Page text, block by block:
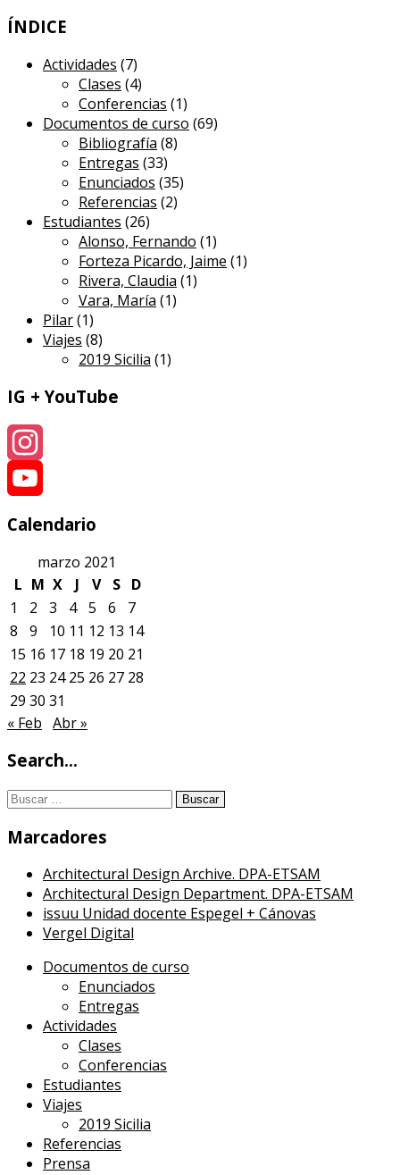
ÍNDICE
Actividades (7)
Clases (4)
Conferencias (1)
Documentos de curso (69)
Bibliografía (8)
Entregas (33)
Enunciados (35)
Referencias (2)
Estudiantes (26)
Alonso, Fernando (1)
Forteza Picardo, Jaime (1)
Rivera, Claudia (1)
Vara, María (1)
Pilar(1)
Viajes (8)
2019 Sicilia (1)
IG + YouTube
Instagram
YouTube
Calendario
marzo 2021
L M X J V S
D
1
2 3 4 5 6
7
8
9 10 11 12 13 14
15 16 17 18 19 20 21
22 23 24 25 26 27 28
29 30 31
« Feb Abr »
Search…
Buscar:
Marcadores
Architectural Design Archive. DPA-ETSAM
Architectural Design Department. DPA-ETSAM
issuu Unidad docente Espegel + Cánovas
Vergel Digital
Documentos de curso
Enunciados
Entregas
Actividades
Clases
Conferencias
Estudiantes
Viajes
2019 Sicilia
Referencias
Prensa